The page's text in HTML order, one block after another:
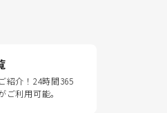
紹介！24時間365
ご利用可能。